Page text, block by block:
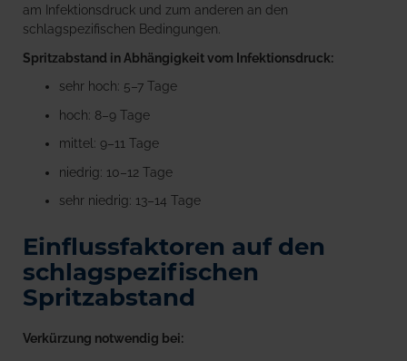
am Infektionsdruck und zum anderen an den
schlagspezifischen Bedingungen.
Spritzabstand in Abhängigkeit vom Infektionsdruck:
sehr hoch: 5–7 Tage
hoch: 8–9 Tage
mittel: 9–11 Tage
niedrig: 10–12 Tage
sehr niedrig: 13–14 Tage
Einflussfaktoren auf den
schlagspezifischen
Spritzabstand
Verkürzung notwendig bei: